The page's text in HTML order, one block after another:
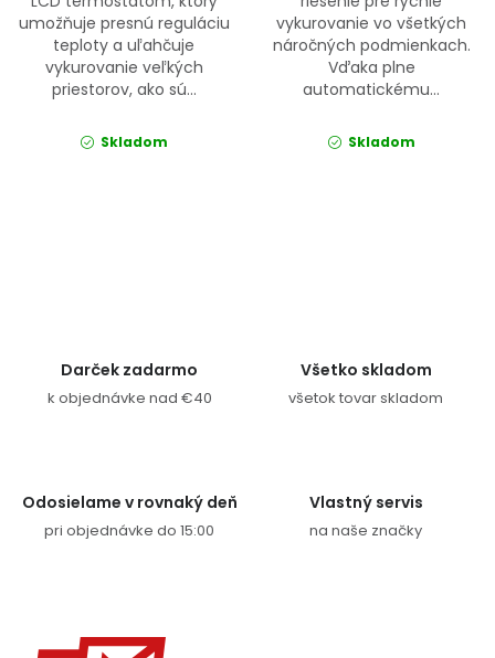
umožňuje presnú reguláciu
teploty a uľahčuje
vykurovanie veľkých
priestorov, ako sú...
Skladom
vykurovanie vo všetkých
náročných podmienkach.
Vďaka plne
automatickému...
Skladom
Darček zadarmo
k objednávke nad €40
Všetko skladom
všetok tovar skladom
Odosielame v rovnaký deň
pri objednávke do 15:00
Vlastný servis
na naše značky